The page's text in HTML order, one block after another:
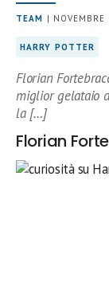
TEAM | NOVEMBRE
HARRY POTTER
Florian
miglior gelataio
la […]
Florian